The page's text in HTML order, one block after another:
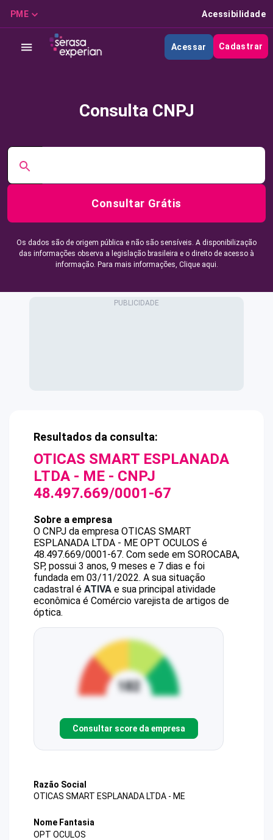
PME Acessibilidade
Acessar Cadastrar
Consulta CNPJ
Consultar Grátis
Os dados são de origem pública e não são sensíveis. A disponibilização
das informações observa a legislação brasileira e o direito de acesso à
informação. Para mais informações, Clique aqui.
Resultados da consulta:
OTICAS SMART ESPLANADA
LTDA - ME - CNPJ
48.497.669/0001-67
Sobre a empresa
O CNPJ da empresa OTICAS SMART
ESPLANADA LTDA - ME OPT OCULOS é
48.497.669/0001-67. Com sede em SOROCABA,
SP, possui 3 anos, 9 meses e 7 dias e foi
fundada em 03/11/2022. A sua situação
cadastral é ATIVA e sua principal atividade
econômica é Comércio varejista de artigos de
óptica.
Consultar score da empresa
Razão Social
OTICAS SMART ESPLANADA LTDA - ME
Nome Fantasia
OPT OCULOS